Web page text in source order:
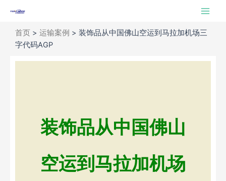
Main
首页 > 运输案例 > 装饰品从中国佛山空运到马拉加机场三
字代码AGP
装饰品从中国佛山
空运到马拉加机场